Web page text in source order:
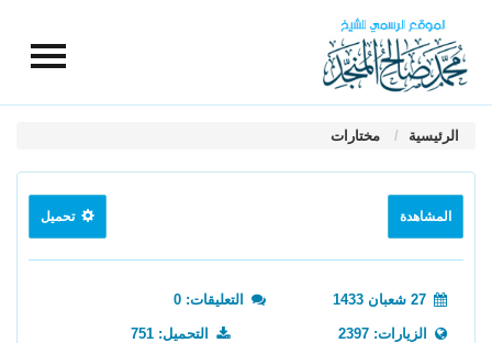
الرئيسية مختارات
المشاهدة تحميل
التعليقات: 0
الزيارات: 2397 التحميل: 751